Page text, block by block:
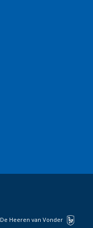
De Heeren van Vonder